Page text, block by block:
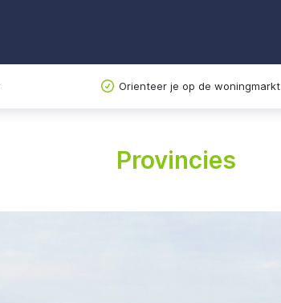
Orienteer je op de woningmarkt
Provincies